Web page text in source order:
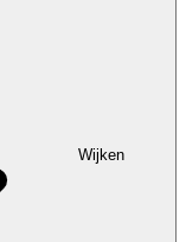
Wijken